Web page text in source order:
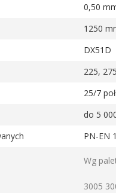
0,50
1250
DX51D
225, 275
25/7
do 5
PN-EN
Wg
3005